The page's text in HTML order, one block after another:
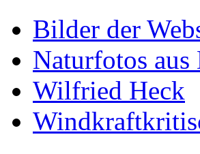
Bilder der
Naturfotos aus
Wilfried Heck